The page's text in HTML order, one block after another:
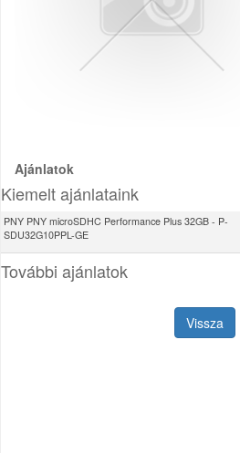
Ajánlatok
Kiemelt ajánlataink
PNY PNY microSDHC Performance Plus 32GB - P-
SDU32G10PPL-GE
További ajánlatok
Vissza